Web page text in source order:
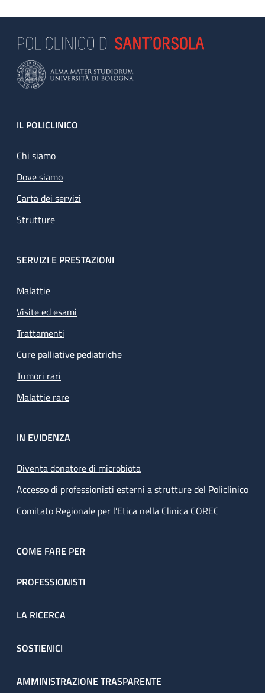
Footer
IL POLICLINICO
Chi siamo
Dove siamo
Carta dei servizi
Strutture
SERVIZI E PRESTAZIONI
Malattie
Visite ed esami
Trattamenti
Cure palliative pediatriche
Tumori rari
Malattie rare
IN EVIDENZA
Diventa donatore di microbiota
Accesso di professionisti esterni a strutture del Policlinico
Comitato Regionale per l’Etica nella Clinica COREC
COME FARE PER
PROFESSIONISTI
LA RICERCA
SOSTIENICI
AMMINISTRAZIONE TRASPARENTE